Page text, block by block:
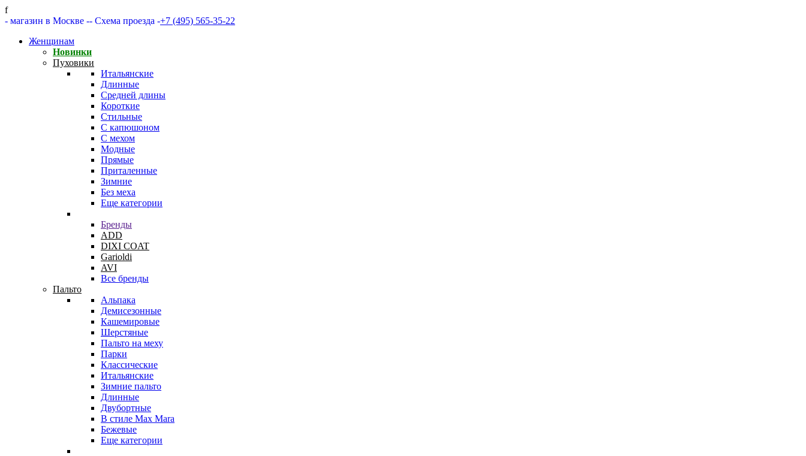
f
- магазин в Москве -- Схема проезда -+7 (495) 565-35-22
Женщинам
Новинки
Пуховики
Итальянские
Длинные
Средней длины
Короткие
Стильные
С капюшоном
С мехом
Модные
Прямые
Приталенные
Зимние
Без меха
Еще категории
Бренды
ADD
DIXI COAT
Garioldi
AVI
Все бренды
Пальто
Альпака
Демисезонные
Кашемировые
Шерстяные
Пальто на меху
Парки
Классические
Итальянские
Зимние пальто
Длинные
Двубортные
В стиле Max Mara
Бежевые
Еще категории